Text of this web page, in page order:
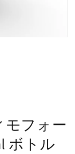
モフォー
ボトル